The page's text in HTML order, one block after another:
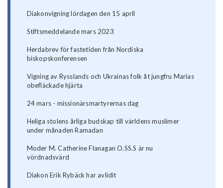
Diakonvigning lördagen den 15 april
Stiftsmeddelande mars 2023
Herdabrev för fastetiden från Nordiska
biskopskonferensen
Vigning av Rysslands och Ukrainas folk åt jungfru Marias
obefläckade hjärta
24 mars - missionärsmartyrernas dag
Heliga stolens årliga budskap till världens muslimer
under månaden Ramadan
Moder M. Catherine Flanagan O.SS.S är nu
vördnadsvärd
Diakon Erik Rybäck har avlidit